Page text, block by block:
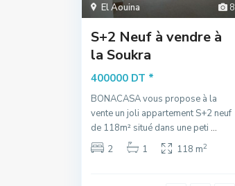
8
El Aouina
S+2 Neuf à vendre à
la Soukra
400000 DT *
BONACASA vous propose à la
vente un joli appartement S+2 neuf
de 118m² situé dans une peti ...
2
1 118 m2